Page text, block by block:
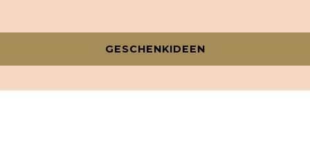
GESCHENKIDEEN